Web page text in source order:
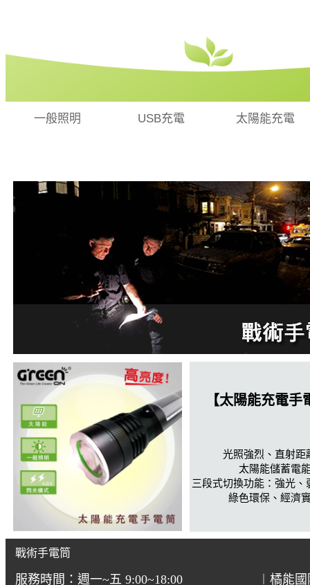
一般照明 USB充電 太陽能充電
【太陽能充電手
光照強烈、直射距
太陽能儲蓄電
三段式切換功能：強光、
綠色環保、經濟
戰術手電筒
服務時間：週一~五 9:00~18:00
︱橘能